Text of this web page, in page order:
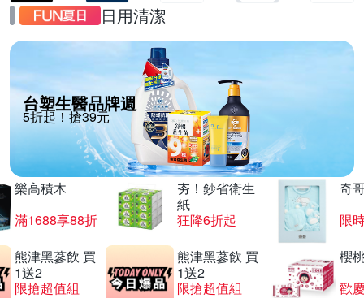
日用清潔
台塑生醫品牌週
5折起！搶39元
樂高積木
滿1688享88折
夯！鈔省衛生
紙
狂降6折起
奇
限
熊津黑蔘飲 買
1送2
限搶超值組
熊津黑蔘飲 買
1送2
限搶超值組
櫻
歡